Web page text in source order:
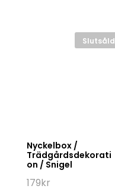
Slutsåld
Nyckelbox /
Trädgårdsdekorati
on / Snigel
179kr